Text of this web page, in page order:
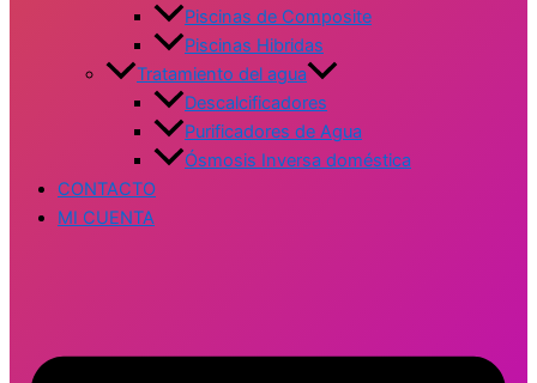
Piscinas de Composite
Piscinas Hibridas
Tratamiento del agua
Descalcificadores
Purificadores de Agua
Ósmosis Inversa doméstica
CONTACTO
MI CUENTA